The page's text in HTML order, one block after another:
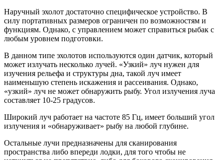
Наручный эхолот достаточно специфическое устройство. В
силу портативных размеров ограничен по возможностям и
функциям. Однако, с управлением может справиться рыбак с
любым уровнем подготовки.
В данном типе эхолотов используются один датчик, который
может излучать несколько лучей. «Узкий» луч нужен для
изучения рельефа и структуры дна, такой луч имеет
наименьшую степень искажения и рассеивания. Однако,
«узкий» луч не может обнаружить рыбу. Угол излучения луча
составляет 10-25 градусов.
Широкий луч работает на частоте 85 Гц, имеет больший угол
излучения и «обнаруживает» рыбу на любой глубине.
Остальные лучи предназначены для сканирования
пространства либо впереди лодки, для того чтобы не